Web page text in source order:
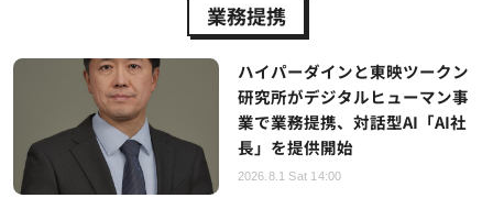
業務提携
ハイパーダインと東映ツークン
研究所がデジタルヒューマン事
業で業務提携、対話型AI「AI社
長」を提供開始
2026.8.1 Sat 14:00